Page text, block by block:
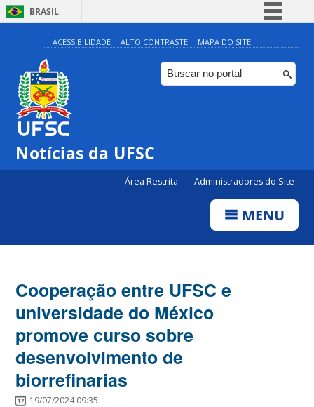
BRASIL
Simplifique!
Comunica BR
Participe
ACESSIBILIDADE ALTO CONTRASTE MAPA DO SITE
Notícias da UFSC
Área Restrita Administradores do Site
MENU
Cooperação entre UFSC e
universidade do México
promove curso sobre
desenvolvimento de
biorrefinarias
19/07/2024 09:35